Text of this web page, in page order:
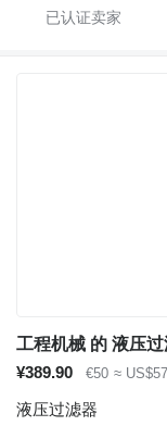
工程机械 的 液压
¥389.90
€50 ≈
液压过滤器